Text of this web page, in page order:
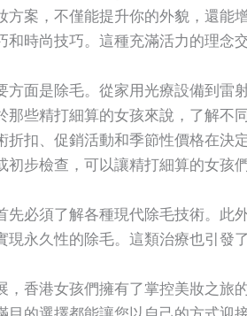
方案，不僅能提升你的外貌，還能
和時尚技巧。這種充滿活力的理念
方面是除毛。從家用光療設備到雷
那些精打細算的女孩來說，了解不
折扣、促銷活動和季節性價格在
初步檢查，可以讓精打細算的女孩
先必須了解各種現代除毛技術。此
現永久性的除毛。這類治療也引發
，香港女孩們擁有了掌控美妝之旅
目的選擇都能讓您以自己的方式迎接